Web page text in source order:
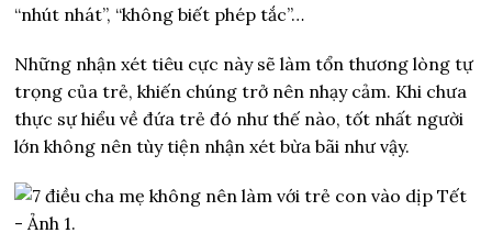
“nhút nhát”, “không biết phép tắc”…
Những nhận xét tiêu cực này sẽ làm tổn thương lòng tự
trọng của trẻ, khiến chúng trở nên nhạy cảm. Khi chưa
thực sự hiểu về đứa trẻ đó như thế nào, tốt nhất người
lớn không nên tùy tiện nhận xét bừa bãi như vậy.